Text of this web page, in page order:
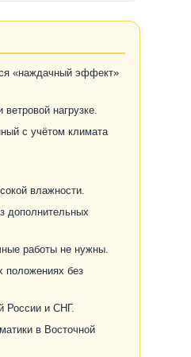
«наждачный эффект»
нагрузке.
с учётом климата
влажности.
дополнительных
работы не нужны.
положениях без
России и СНГ.
в Восточной